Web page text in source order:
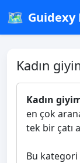
🗺️ Guidexy
Kadın
Kadın
en çok
tek bir çatı
Bu kategori